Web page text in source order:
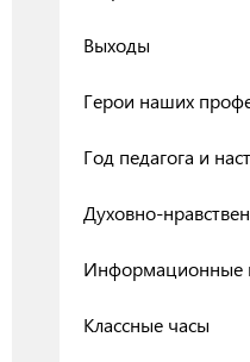
Выходы
Герои наших
Год педагога и
Духовно-
Информационные
Классные часы